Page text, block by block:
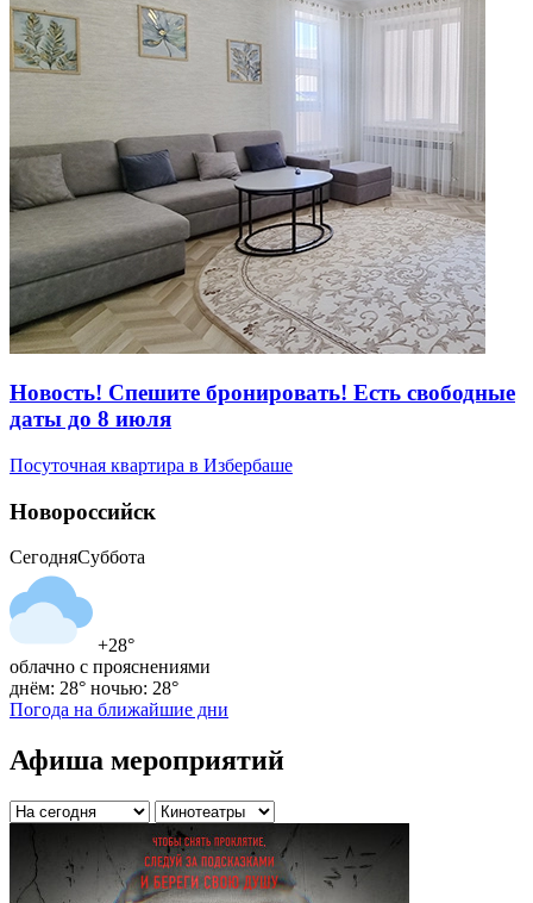
Новость! Спешите бронировать! Есть свободные
даты до 8 июля
Посуточная квартира в Избербаше
Новороссийск
СегодняСуббота
+28°
облачно с прояснениями
днём: 28° ночью: 28°
Погода на ближайшие дни
Афиша мероприятий